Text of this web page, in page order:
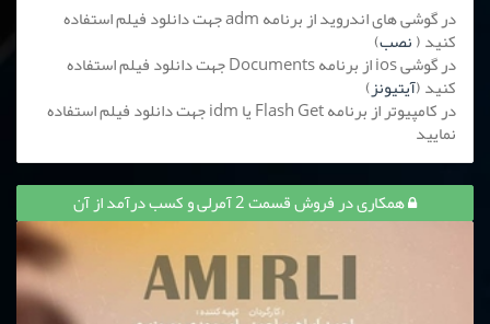
در گوشی های اندروید از برنامه adm جهت دانلود فیلم استفاده
کنید (نصب)
در گوشی ios از برنامه Documents جهت دانلود فیلم استفاده
کنید (آیتیونز)
در کامپیوتر از برنامه Flash Get یا idm جهت دانلود فیلم استفاده
نمایید
همکاری در فروش قسمت 2 آمرلی و کسب درآمد از آن